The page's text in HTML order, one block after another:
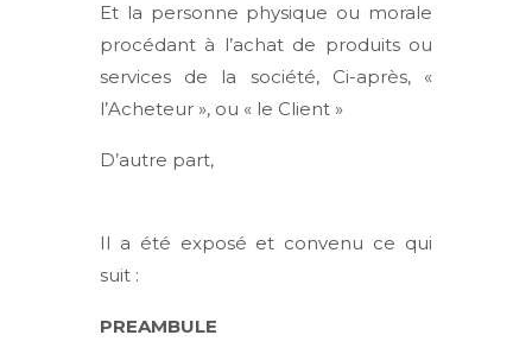
Et la personne physique ou morale
procédant à l’achat de produits ou
services de la société, Ci-après, «
l’Acheteur », ou « le Client »
D’autre part,
Il a été exposé et convenu ce qui
suit :
PREAMBULE